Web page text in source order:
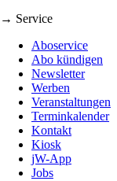
→ Service
Aboservice
Abo kündigen
Newsletter
Werben
Veranstaltungen
Terminkalender
Kontakt
Kiosk
jW-App
Jobs